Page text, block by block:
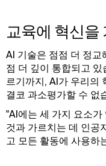
교육에 혁신을
AI 기술은 점점 더 정교
점 더 깊이 통합되고
르기까지, AI가 우리의
결코 과소평가할 수 없
"AI에는 세 가지 요소
것과 가르치는 데 인공
고 모든 활동에 사용하